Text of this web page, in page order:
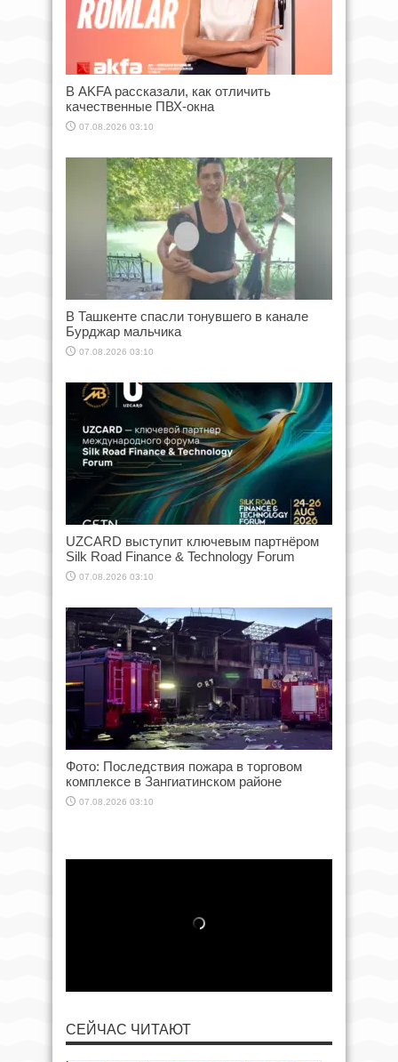
В AKFA рассказали, как отличить
качественные ПВХ-окна
07.08.2026 03:10
В Ташкенте спасли тонувшего в канале
Бурджар мальчика
07.08.2026 03:10
UZCARD выступит ключевым партнёром
Silk Road Finance & Technology Forum
07.08.2026 03:10
Фото: Последствия пожара в торговом
комплексе в Зангиатинском районе
07.08.2026 03:10
СЕЙЧАС ЧИТАЮТ